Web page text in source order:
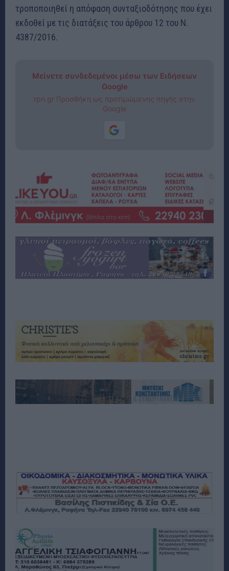
τροποποιηθεί η απόφαση συνταξιοδότησης που έχει
εκδοθεί με τις διατάξεις του άρθρου 12 του Ν.
4387/2016.
Μείνετε συνδεδεμένοι μέσω των Ειδήσεων
Google
rpn.gr Προσθήκη ως προτιμώμενης πηγής στην
Google